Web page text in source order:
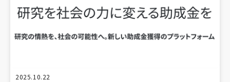
2025.10.22